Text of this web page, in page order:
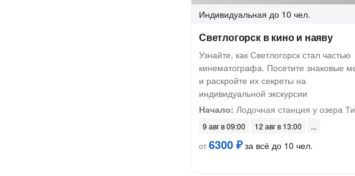
Индивидуальная до 10 чел.
Светлогорск в кино и наяву
Узнайте, как Светлогорск стал частью
кинематографа. Посетите знаковые
и раскройте их секреты на
индивидуальной экскурсии
Начало: Лодочная станция у озера
9 авг в 09:00
12 авг в 13:00
от6300 ₽за всё до 10 чел.